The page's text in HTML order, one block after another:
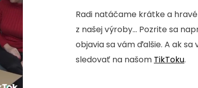
Radi natáčame krátke a
z našej výroby... Pozrite sa
objavia sa vám ďalšie. A ak
sledovať na našom TikToku.